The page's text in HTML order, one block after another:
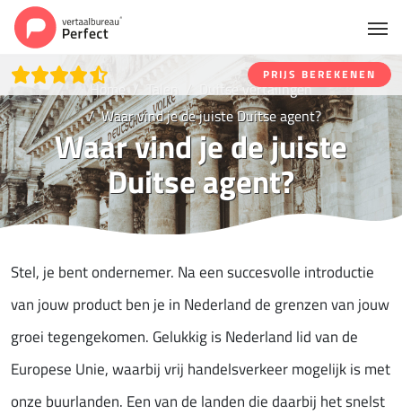
PRIJS BEREKENEN
Home
Duitse vertalingen
Waar vind je de juiste Duitse agent?
Waar vind je de juiste
Duitse agent?
Stel, je bent ondernemer. Na een succesvolle introductie
van jouw product ben je in Nederland de grenzen van jouw
groei tegengekomen. Gelukkig is Nederland lid van de
Europese Unie, waarbij vrij handelsverkeer mogelijk is met
onze buurlanden. Een van de landen die daarbij het snelst